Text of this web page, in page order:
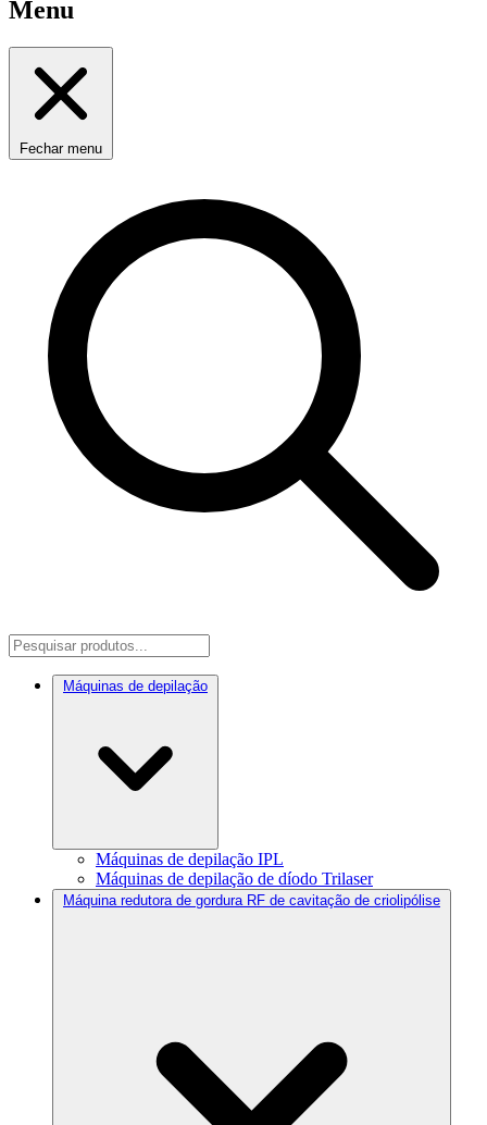
Menu
Fechar menu
Máquinas de depilação
Máquinas de depilação IPL
Máquinas de depilação de díodo Trilaser
Máquina redutora de gordura RF de cavitação de criolipólise